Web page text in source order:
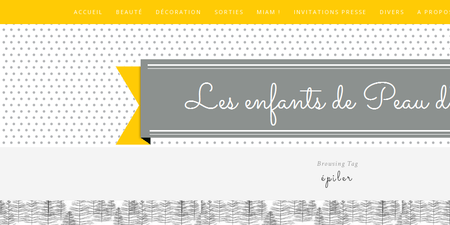
ACCUEIL BEAUTÉ DÉCORATION SORTIES MIAM ! INVITATIONS PRESSE DIVERS A
Browsing Tag
épiler